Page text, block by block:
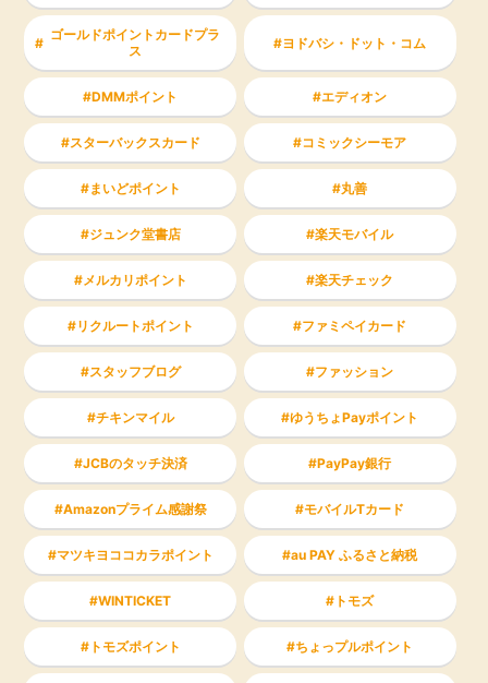
ゴールドポイントカードプラ
ス
ヨドバシ・ドット・コム
DMMポイント エディオン
スターバックスカード コミックシーモア
まいどポイント 丸善
ジュンク堂書店 楽天モバイル
メルカリポイント 楽天チェック
リクルートポイント ファミペイカード
スタッフブログ ファッション
チキンマイル ゆうちょPayポイント
JCBのタッチ決済 PayPay銀行
Amazonプライム感謝祭 モバイルTカード
マツキヨココカラポイント au PAY ふるさと納税
WINTICKET トモズ
トモズポイント ちょっプルポイント